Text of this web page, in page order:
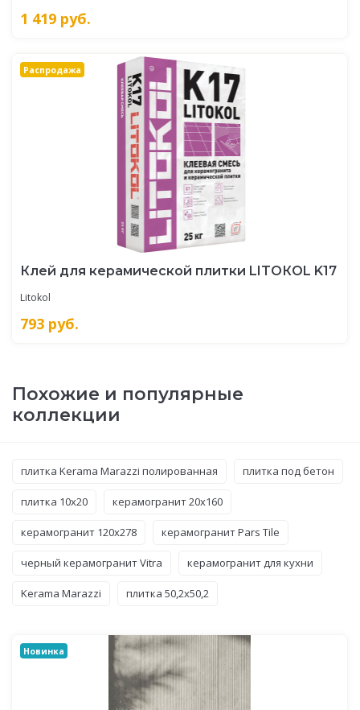
1 419 руб.
Распродажа
Клей для керамической плитки LITOКOL K17
Litokol
793 руб.
Похожие и популярные
коллекции
плитка Kerama Marazzi полированная плитка под бетон
плитка 10x20 керамогранит 20x160
керамогранит 120x278 керамогранит Pars Tile
черный керамогранит Vitra керамогранит для кухни
Kerama Marazzi плитка 50,2x50,2
Новинка